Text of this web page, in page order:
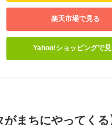
楽天市場で見る
Yahoo!ショッピングで
がまちにやってく